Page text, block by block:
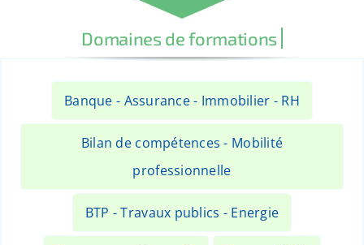
Banque - Assurance - Immobilier - RH
Bilan de compétences - Mobilité
professionnelle
BTP - Travaux publics - Energie